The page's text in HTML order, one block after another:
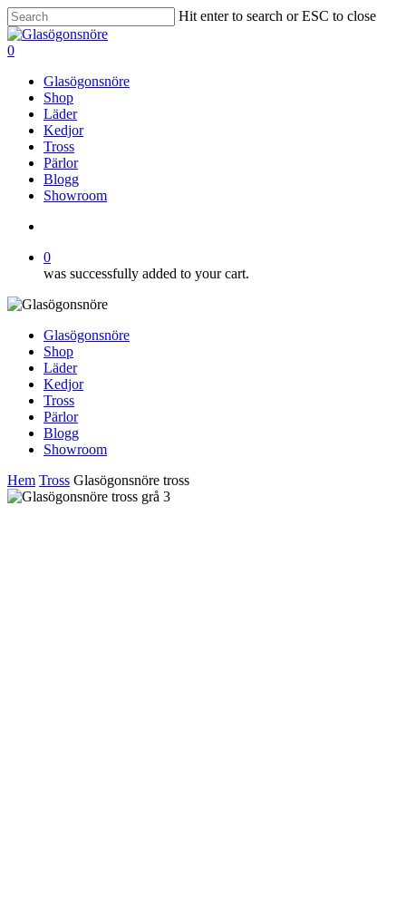
Skip
to
main
Hit enter to search or ESC to close
Close
Search
search
0
Glasögonsnöre
Shop
Läder
Kedjor
Tross
Pärlor
Blogg
Showroom
0
was successfully added to your cart.
Glasögonsnöre
Shop
Läder
Kedjor
Tross
Pärlor
Blogg
Showroom
Hem Tross Glasögonsnöre tross